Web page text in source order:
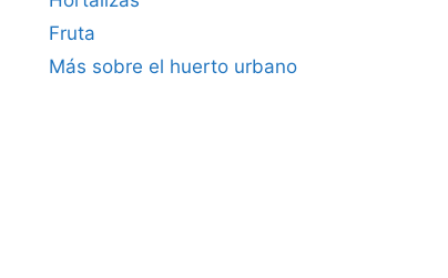
Fruta
Más sobre el huerto urbano